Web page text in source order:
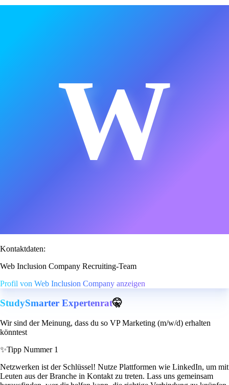
W
Kontaktdaten:
Web Inclusion Company Recruiting-Team
Profil von Web Inclusion Company anzeigen
StudySmarter Expertenrat🤫
Wir sind der Meinung, dass du so VP Marketing (m/w/d) erhalten
könntest
✨Tipp Nummer 1
Netzwerken ist der Schlüssel! Nutze Plattformen wie LinkedIn, um mit
Leuten aus der Branche in Kontakt zu treten. Lass uns gemeinsam